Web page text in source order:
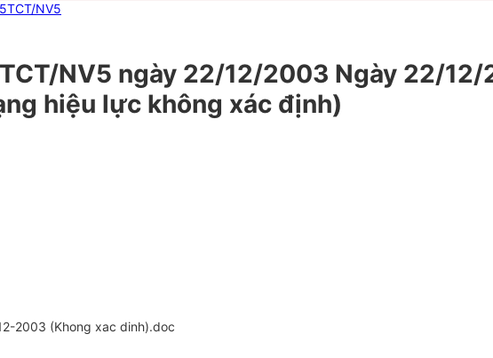
NV5
NV5 ngày 22/12/2003 Ngày 22/
hiệu lực không xác định)
2003 (Khong xac dinh).doc